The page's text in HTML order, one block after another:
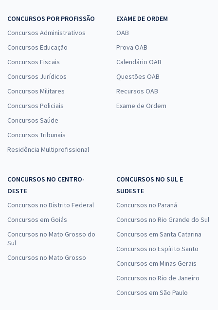
CONCURSOS POR PROFISSÃO
Concursos Administrativos
Concursos Educação
Concursos Fiscais
Concursos Jurídicos
Concursos Militares
Concursos Policiais
Concursos Saúde
Concursos Tribunais
Residência Multiprofissional
EXAME DE ORDEM
OAB
Prova OAB
Calendário OAB
Questões OAB
Recursos OAB
Exame de Ordem
CONCURSOS NO CENTRO-
OESTE
Concursos no Distrito Federal
Concursos em Goiás
Concursos no Mato Grosso do
Sul
Concursos no Mato Grosso
CONCURSOS NO SUL E
SUDESTE
Concursos no Paraná
Concursos no Rio Grande do Sul
Concursos em Santa Catarina
Concursos no Espírito Santo
Concursos em Minas Gerais
Concursos no Rio de Janeiro
Concursos em São Paulo